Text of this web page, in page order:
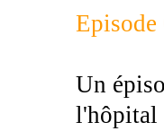
Episode
Un
l'hôpital